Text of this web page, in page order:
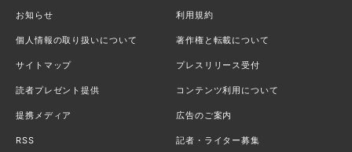
お知らせ 利用規約
個人情報の取り扱いについて 著作権と転載について
サイトマップ プレスリリース受付
読者プレゼント提供 コンテンツ利用について
提携メディア 広告のご案内
RSS 記者・ライター募集